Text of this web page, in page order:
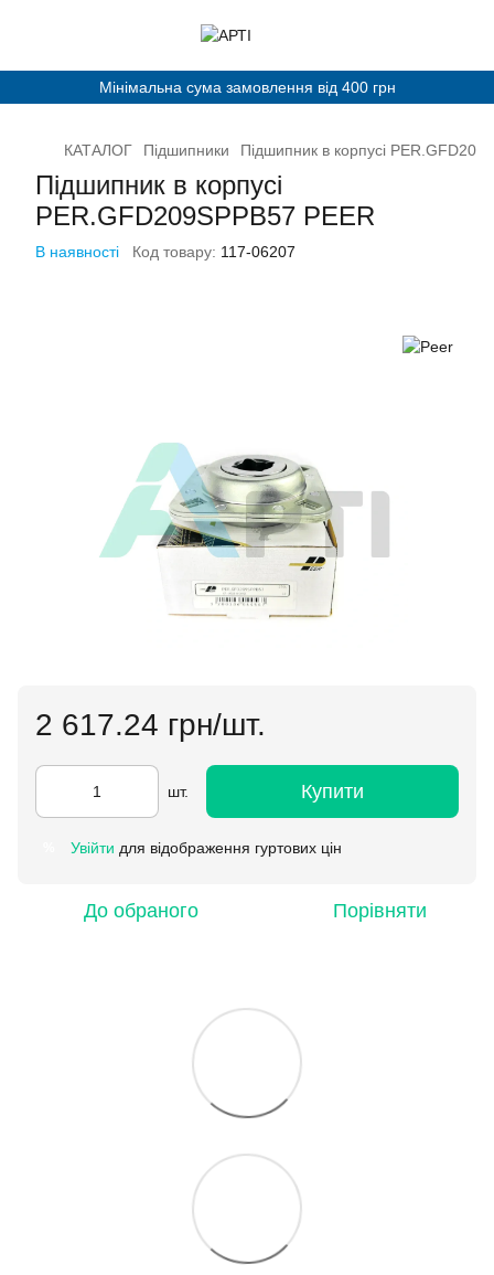
Мінімальна сума замовлення від 400 грн
КАТАЛОГ Підшипники Підшипник в корпусі
Підшипник в корпусі
PER.GFD209SPPB57 PEER
В наявності Код товару: 117-06207
2 617.24 грн/шт.
шт. Купити
Увійти для відображення гуртових цін
До обраного Порівняти